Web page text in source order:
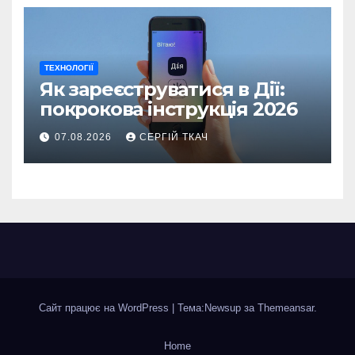
ТЕХНОЛОГІЇ
Як зареєструватися в Дії:
покрокова інструкція 2026
07.08.2026 СЕРГІЙ ТКАЧ
Сайт працює на WordPress | Тема:Newsup за Themeansar.
Home